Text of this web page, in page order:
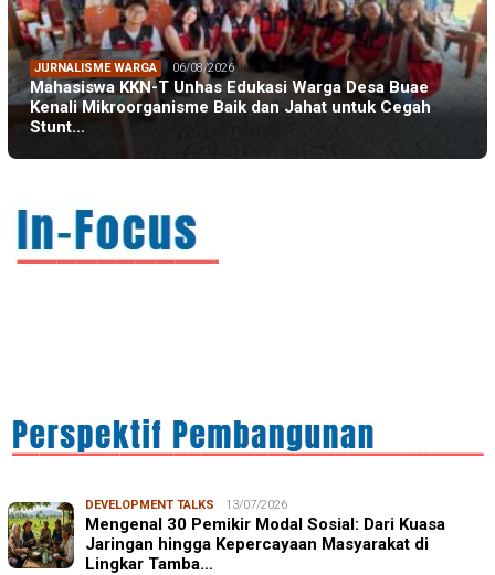
JURNALISME WARGA 06/08/2026
Mahasiswa KKN-T Unhas Edukasi Warga Desa Buae
Kenali Mikroorganisme Baik dan Jahat untuk Cegah
Stunt…
IN FOCUS 06/08/2026
Syamsu Alam, CIDES ICMI: Perencanaan Pembangunan
DEVELOPMENT TALKS 13/07/2026
Mengenal 30 Pemikir Modal Sosial: Dari Kuasa
Jaringan hingga Kepercayaan Masyarakat di
Lingkar Tamba…